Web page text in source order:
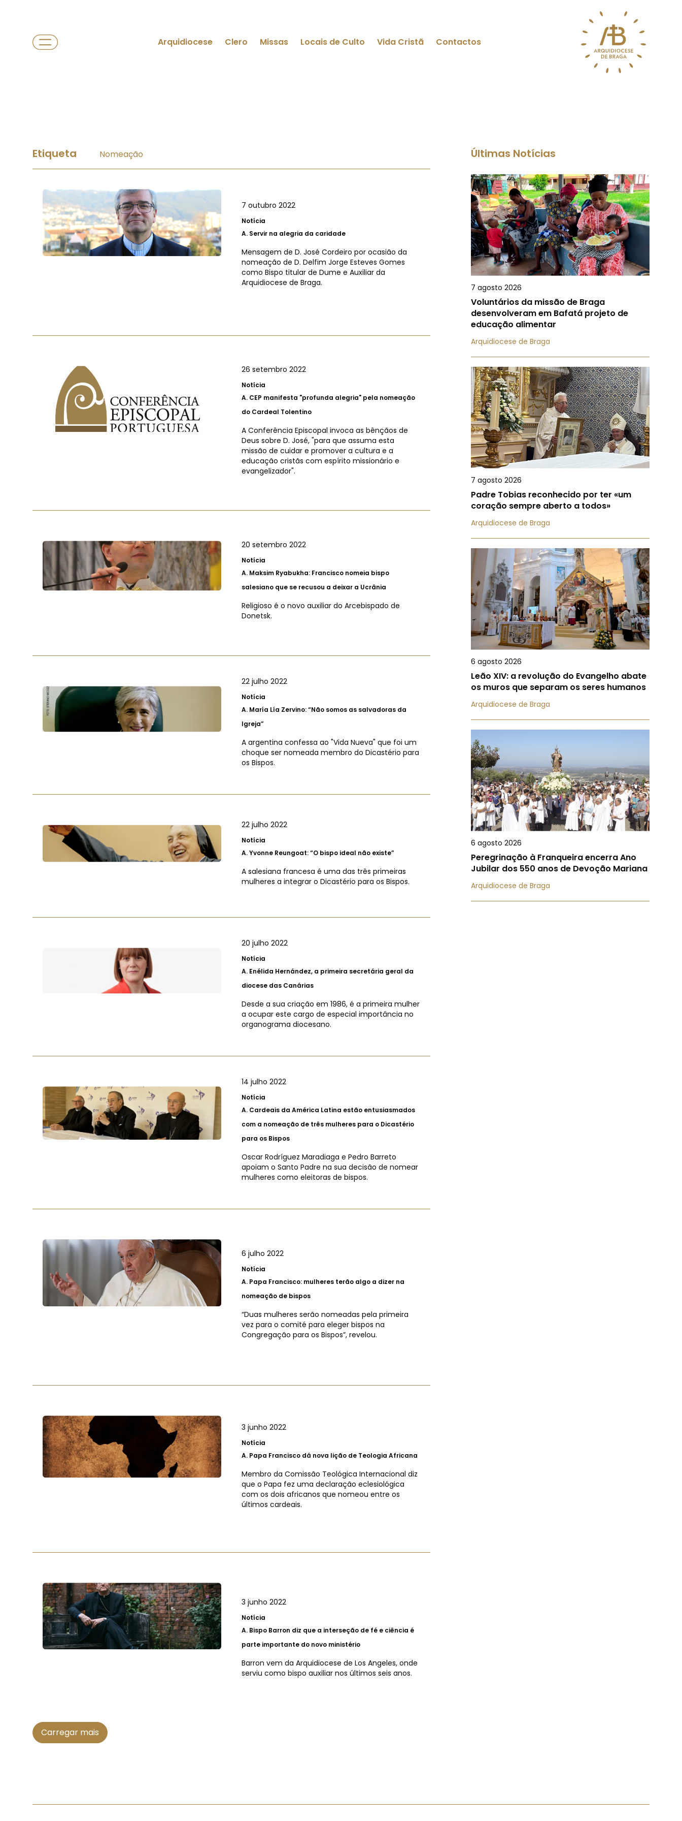
Arquidiocese Clero Missas Locais de Culto Vida Cristã Contactos
Etiqueta Nomeação
7 outubro 2022
Notícia
A. Servir na alegria da caridade
Mensagem de D. José Cordeiro por ocasião da
nomeação de D. Delfim Jorge Esteves Gomes
como Bispo titular de Dume e Auxiliar da
Arquidiocese de Braga.
26 setembro 2022
Notícia
A. CEP manifesta "profunda alegria" pela nomeação
do Cardeal Tolentino
A Conferência Episcopal invoca as bênçãos de
Deus sobre D. José, "para que assuma esta
missão de cuidar e promover a cultura e a
educação cristãs com espírito missionário e
evangelizador".
20 setembro 2022
Notícia
A. Maksim Ryabukha: Francisco nomeia bispo
salesiano que se recusou a deixar a Ucrânia
Religioso é o novo auxiliar do Arcebispado de
Donetsk.
22 julho 2022
Notícia
A. María Lía Zervino: “Não somos as salvadoras da
Igreja”
A argentina confessa ao "Vida Nueva" que foi um
choque ser nomeada membro do Dicastério para
os Bispos.
22 julho 2022
Notícia
A.Yvonne Reungoat: “O bispo ideal não existe”
A salesiana francesa é uma das três primeiras
mulheres a integrar o Dicastério para os Bispos.
20 julho 2022
Notícia
A. Enélida Hernández, a primeira secretária geral da
diocese das Canárias
Desde a sua criação em 1986, é a primeira mulher
a ocupar este cargo de especial importância no
organograma diocesano.
14 julho 2022
Notícia
A. Cardeais da América Latina estão entusiasmados
com a nomeação de três mulheres para o Dicastério
para os Bispos
Oscar Rodríguez Maradiaga e Pedro Barreto
apoiam o Santo Padre na sua decisão de nomear
mulheres como eleitoras de bispos.
6 julho 2022
Notícia
A. Papa Francisco: mulheres terão algo a dizer na
nomeação de bispos
“Duas mulheres serão nomeadas pela primeira
vez para o comité para eleger bispos na
Congregação para os Bispos”, revelou.
3 junho 2022
Notícia
A. Papa Francisco dá nova lição de Teologia Africana
Membro da Comissão Teológica Internacional diz
que o Papa fez uma declaração eclesiológica
com os dois africanos que nomeou entre os
últimos cardeais.
3 junho 2022
Notícia
A. Bispo Barron diz que a interseção de fé e ciência é
parte importante do novo ministério
Barron vem da Arquidiocese de Los Angeles, onde
serviu como bispo auxiliar nos últimos seis anos.
Carregar mais
Últimas Notícias
7 agosto 2026
Voluntários da missão de Braga
desenvolveram em Bafatá projeto de
educação alimentar
Arquidiocese de Braga
7 agosto 2026
Padre Tobias reconhecido por ter «um
coração sempre aberto a todos»
Arquidiocese de Braga
6 agosto 2026
Leão XIV: a revolução do Evangelho abate
os muros que separam os seres humanos
Arquidiocese de Braga
6 agosto 2026
Peregrinação à Franqueira encerra Ano
Jubilar dos 550 anos de Devoção Mariana
Arquidiocese de Braga